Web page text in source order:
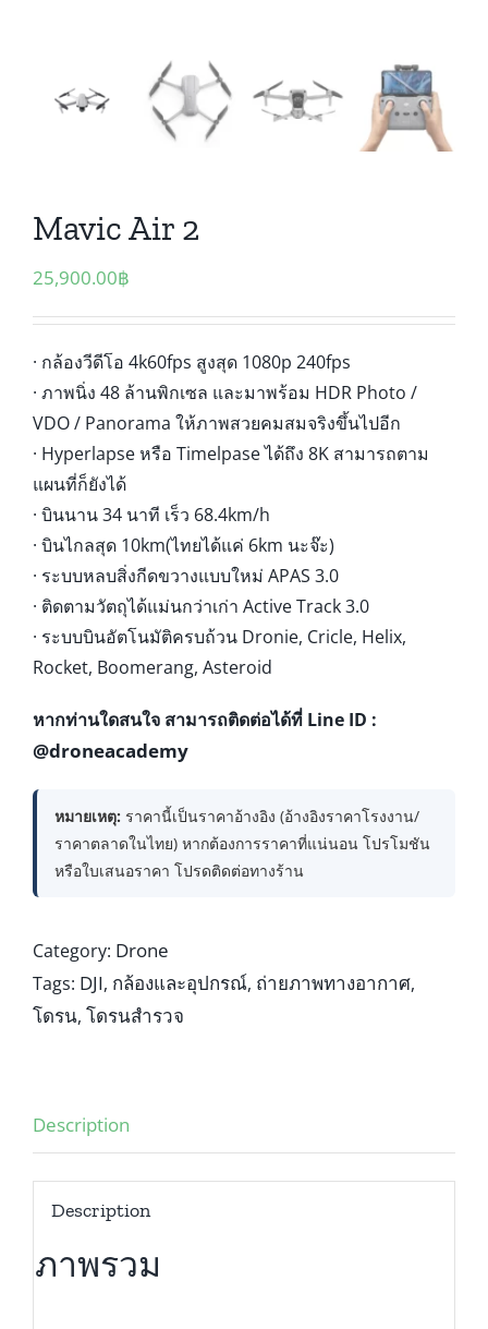
Mavic Air 2
25,900.00฿
· กล้องวีดีโอ 4k60fps สูงสุด 1080p 240fps
· ภาพนิ่ง 48 ล้านพิกเซล และมาพร้อม HDR Photo /
VDO / Panorama ให้ภาพสวยคมสมจริงขึ้นไปอีก
· Hyperlapse หรือ Timelpase ได้ถึง 8K สามารถตาม
แผนที่ก็ยังได้
· บินนาน 34 นาที เร็ว 68.4km/h
· บินไกลสุด 10km(ไทยได้แค่ 6km นะจ๊ะ)
· ระบบหลบสิ่งกีดขวางแบบใหม่ APAS 3.0
· ติดตามวัตถุได้แม่นกว่าเก่า Active Track 3.0
· ระบบบินอัตโนมัติครบถ้วน Dronie, Cricle, Helix,
Rocket, Boomerang, Asteroid
หากท่านใดสนใจ สามารถติดต่อได้ที่ Line ID :
@droneacademy
หมายเหตุ: ราคานี้เป็นราคาอ้างอิง (อ้างอิงราคาโรงงาน/
ราคาตลาดในไทย) หากต้องการราคาที่แน่นอน โปรโมชัน
หรือใบเสนอราคา โปรดติดต่อทางร้าน
Category: Drone
Tags: DJI, กล้องและอุปกรณ์, ถ่ายภาพทางอากาศ,
โดรน, โดรนสำรวจ
Description
Description
ภาพรวม